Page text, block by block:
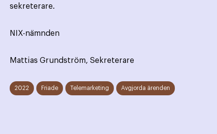
sekreterare.
NIX-nämnden
Mattias Grundström, Sekreterare
2022 Friade Telemarketing Avgjorda ärenden